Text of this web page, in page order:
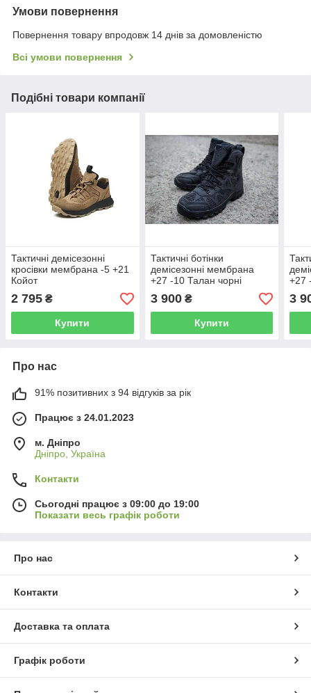
Умови повернення
Повернення товару впродовж 14 днів за домовленістю
Всі умови повернення
Подібні товари компанії
Тактичні демісезонні
кросівки мембрана -5 +21
Койот
2 795 ₴
Купити
Тактичні ботінки
демісезонні мембрана
+27 -10 Талан чорні
3 900₴
Купити
+27
3
Про нас
91% позитивних з 94 відгуків за рік
Працює з 24.01.2023
м. Дніпро
Дніпро, Україна
Контакти
Сьогодні працює з 09:00 до 19:00
Показати весь графік роботи
Про нас
Контакти
Доставка та оплата
Графік роботи